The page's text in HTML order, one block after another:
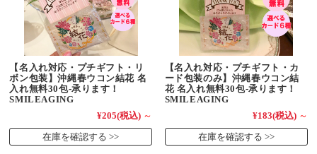
【名入れ対応・プチギフト・リ
ボン包装】沖縄春ウコン結花 名
入れ無料30包-承ります！
SMILEAGING
¥205(税込) ～
在庫を確認する
【名入れ対応・プチギフト・カ
ード包装のみ】沖縄春ウコン結
花 名入れ無料30包-承ります！
SMILEAGING
¥183(税込) ～
在庫を確認する